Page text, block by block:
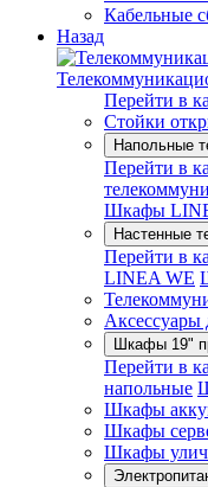
Кабельные
Назад
Перейти в
Стойки
Напольные
Перейти в
Шкафы
Настенные
Перейти в
LINEA WE
Аксессуары
Шкафы 19"
Перейти в
напольные
Шкафы
Шкафы
Шкафы